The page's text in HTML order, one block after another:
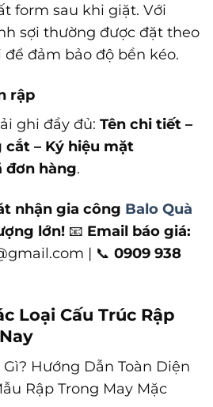
form sau khi giặt. Với
sợi thường được đặt theo
đảm bảo độ bền kéo.
rập
ghi đầy đủ: Tên chi tiết –
cắt – Ký hiệu mặt
đơn hàng.
nhận gia công Balo Quà
lớn! 📧 Email báo giá:
| 📞 0909 938
Loại Cấu Trúc Rập